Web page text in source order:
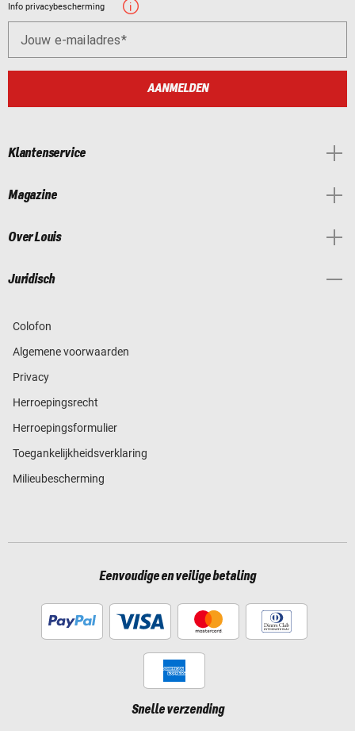
Info privacybescherming
Jouw e-mailadres
AANMELDEN
Klantenservice
Magazine
Over Louis
Juridisch
Colofon
Algemene voorwaarden
Privacy
Herroepingsrecht
Herroepingsformulier
Toegankelijkheidsverklaring
Milieubescherming
Eenvoudige en veilige betaling
Snelle verzending